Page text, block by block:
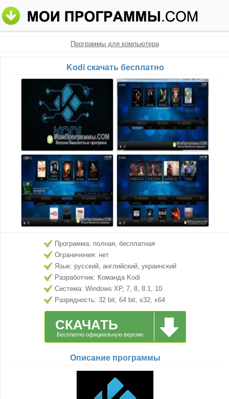
Программы для компьютера
Kodi скачать бесплатно
Программа: полная, бесплатная
Ограничения: нет
Язык: русский, английский, украинский
Разработчик: Команда Kodi
Система: Windows XP, 7, 8, 8.1, 10
Разрядность: 32 bit, 64 bit, x32, x64
СКАЧАТЬ
Бесплатно официальную версию
Описание программы